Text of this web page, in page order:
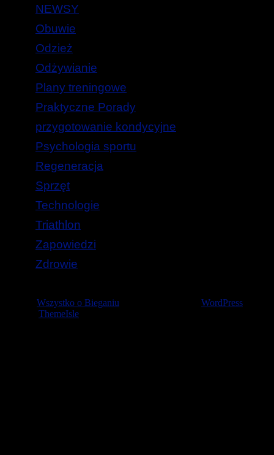
NEWSY
Obuwie
Odzież
Odżywianie
Plany treningowe
Praktyczne Porady
przygotowanie kondycyjne
Psychologia sportu
Regeneracja
Sprzęt
Technologie
Triathlon
Zapowiedzi
Zdrowie
Wszystko o Bieganiu
WordPress
ThemeIsle